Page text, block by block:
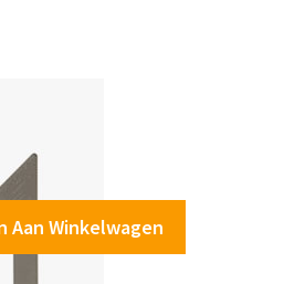
Aan Winkelwagen